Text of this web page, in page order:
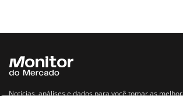
Notícias, análises e dados para você tomar as